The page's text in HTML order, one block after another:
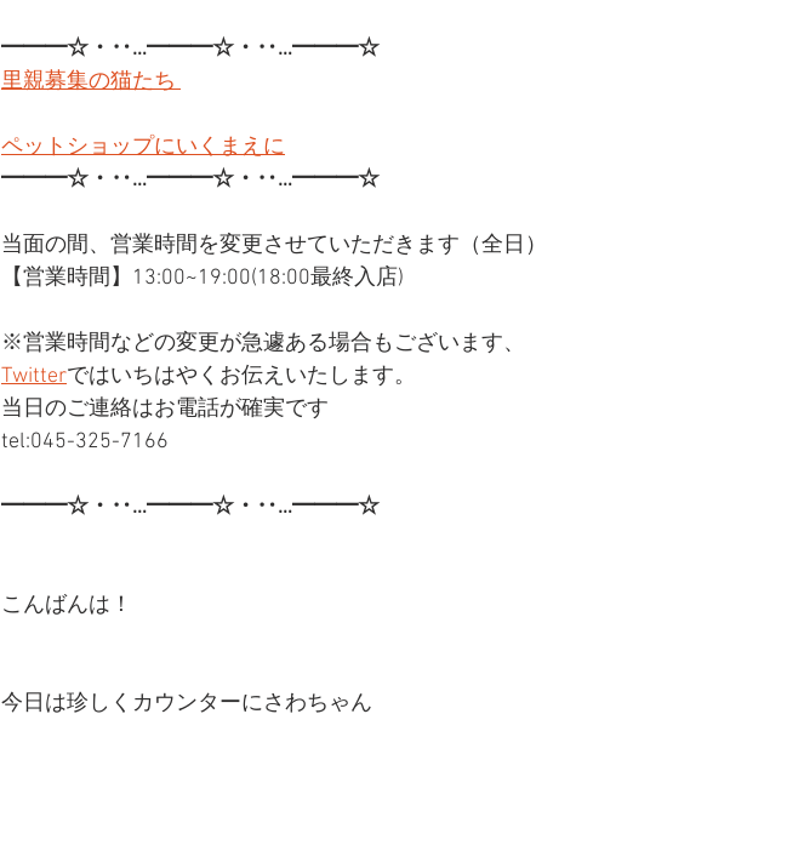
━━━☆・‥…━━━☆・‥…━━━☆
里親募集の猫たち
ペットショップにいくまえに
━━━☆・‥…━━━☆・‥…━━━☆
当面の間、営業時間を変更させていただきます（全日）
【営業時間】13:00~19:00(18:00最終入店)
※営業時間などの変更が急遽ある場合もございます、
Twitterではいちはやくお伝えいたします。
当日のご連絡はお電話が確実です
tel:045-325-7166
━━━☆・‥…━━━☆・‥…━━━☆
こんばんは！
今日は珍しくカウンターにさわちゃん